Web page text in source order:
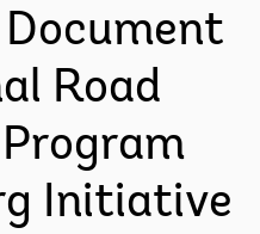
Road
Initiative